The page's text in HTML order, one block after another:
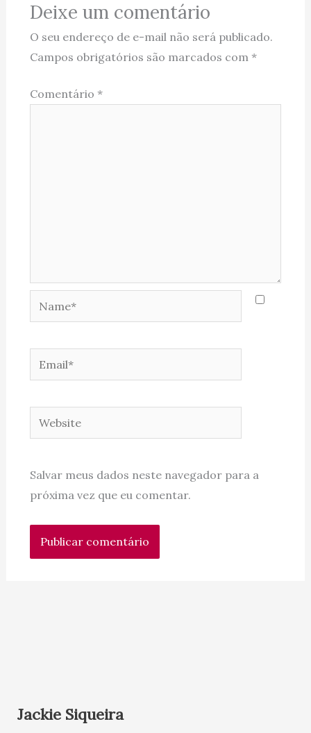
Deixe um comentário
O seu endereço de e-mail não será publicado.
Campos obrigatórios são marcados com *
Comentário *
Name*
Email*
Website
Salvar meus dados neste navegador para a
próxima vez que eu comentar.
Jackie Siqueira